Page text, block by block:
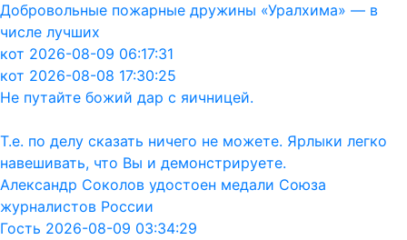
Добровольные пожарные дружины «Уралхима» — в
числе лучших
кот 2026-08-09 06:17:31
кот 2026-08-08 17:30:25
Не путайте божий дар с яичницей.
Т.е. по делу сказать ничего не можете. Ярлыки легко
навешивать, что Вы и демонстрируете.
Александр Соколов удостоен медали Союза
журналистов России
Гость 2026-08-09 03:34:29